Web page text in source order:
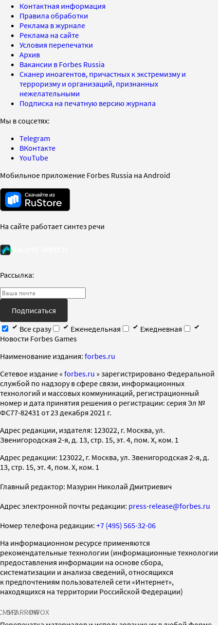
Контактная информация
Правила обработки
Реклама в журнале
Реклама на сайте
Условия перепечатки
Архив
Вакансии в Forbes Russia
Сканер иноагентов, причастных к экстремизму и
терроризму и организаций, признанных
нежелательными
Подписка на печатную версию журнала
Мы в соцсетях:
Telegram
ВКонтакте
YouTube
Мобильное приложение Forbes Russia на Android
На сайте работает синтез речи
Рассылка:
Подписаться
Все сразу
Еженедельная
Ежедневная
Новости Forbes Games
Наименование издания: forbes.ru
Cетевое издание « forbes.ru » зарегистрировано Федеральной
службой по надзору в сфере связи, информационных
технологий и массовых коммуникаций, регистрационный
номер и дата принятия решения о регистрации: серия Эл №
ФС77-82431 от 23 декабря 2021 г.
Адрес редакции, издателя: 123022, г. Москва, ул.
Звенигородская 2-я, д. 13, стр. 15, эт. 4, пом. X, ком. 1
Адрес редакции: 123022, г. Москва, ул. Звенигородская 2-я, д.
13, стр. 15, эт. 4, пом. X, ком. 1
Главный редактор: Мазурин Николай Дмитриевич
Адрес электронной почты редакции: press-release@forbes.ru
Номер телефона редакции: +7 (495) 565-32-06
На информационном ресурсе применяются
рекомендательные технологии (информационные технологии
предоставления информации на основе сбора,
систематизации и анализа сведений, относящихся
к предпочтениям пользователей сети «Интернет»,
находящихся на территории Российской Федерации)
SPARROWINFOX